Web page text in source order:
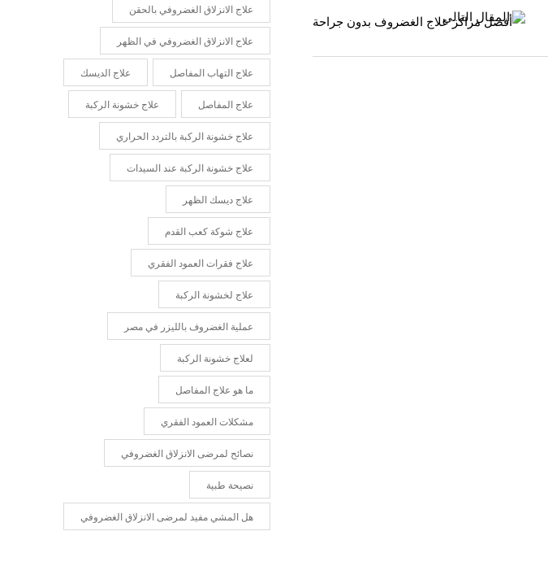
المقال التالى علاج الانزلاق الغضروفي بالحقن
علاج الانزلاق الغضروفي في الظهر
علاج التهاب المفاصل علاج الديسك
علاج المفاصل علاج خشونة الركبة
علاج خشونة الركبة بالتردد الحراري
علاج خشونة الركبة عند السيدات
علاج ديسك الظهر
علاج شوكة كعب القدم
علاج فقرات العمود الفقري
علاج لخشونة الركبة
عملية الغضروف بالليزر في مصر
لعلاج خشونة الركبة
ما هو علاج المفاصل
مشكلات العمود الفقري
نصائح لمرضى الانزلاق الغضروفي
نصيحة طبية
هل المشي مفيد لمرضى الانزلاق الغضروفي